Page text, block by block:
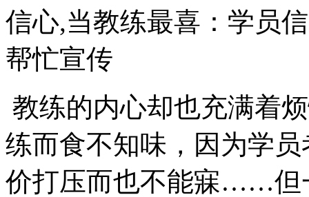
信心,当教练最喜：学员
帮忙宣传
教练的内心却也充满着
练而食不知味，因为学
价打压而也不能寐……但